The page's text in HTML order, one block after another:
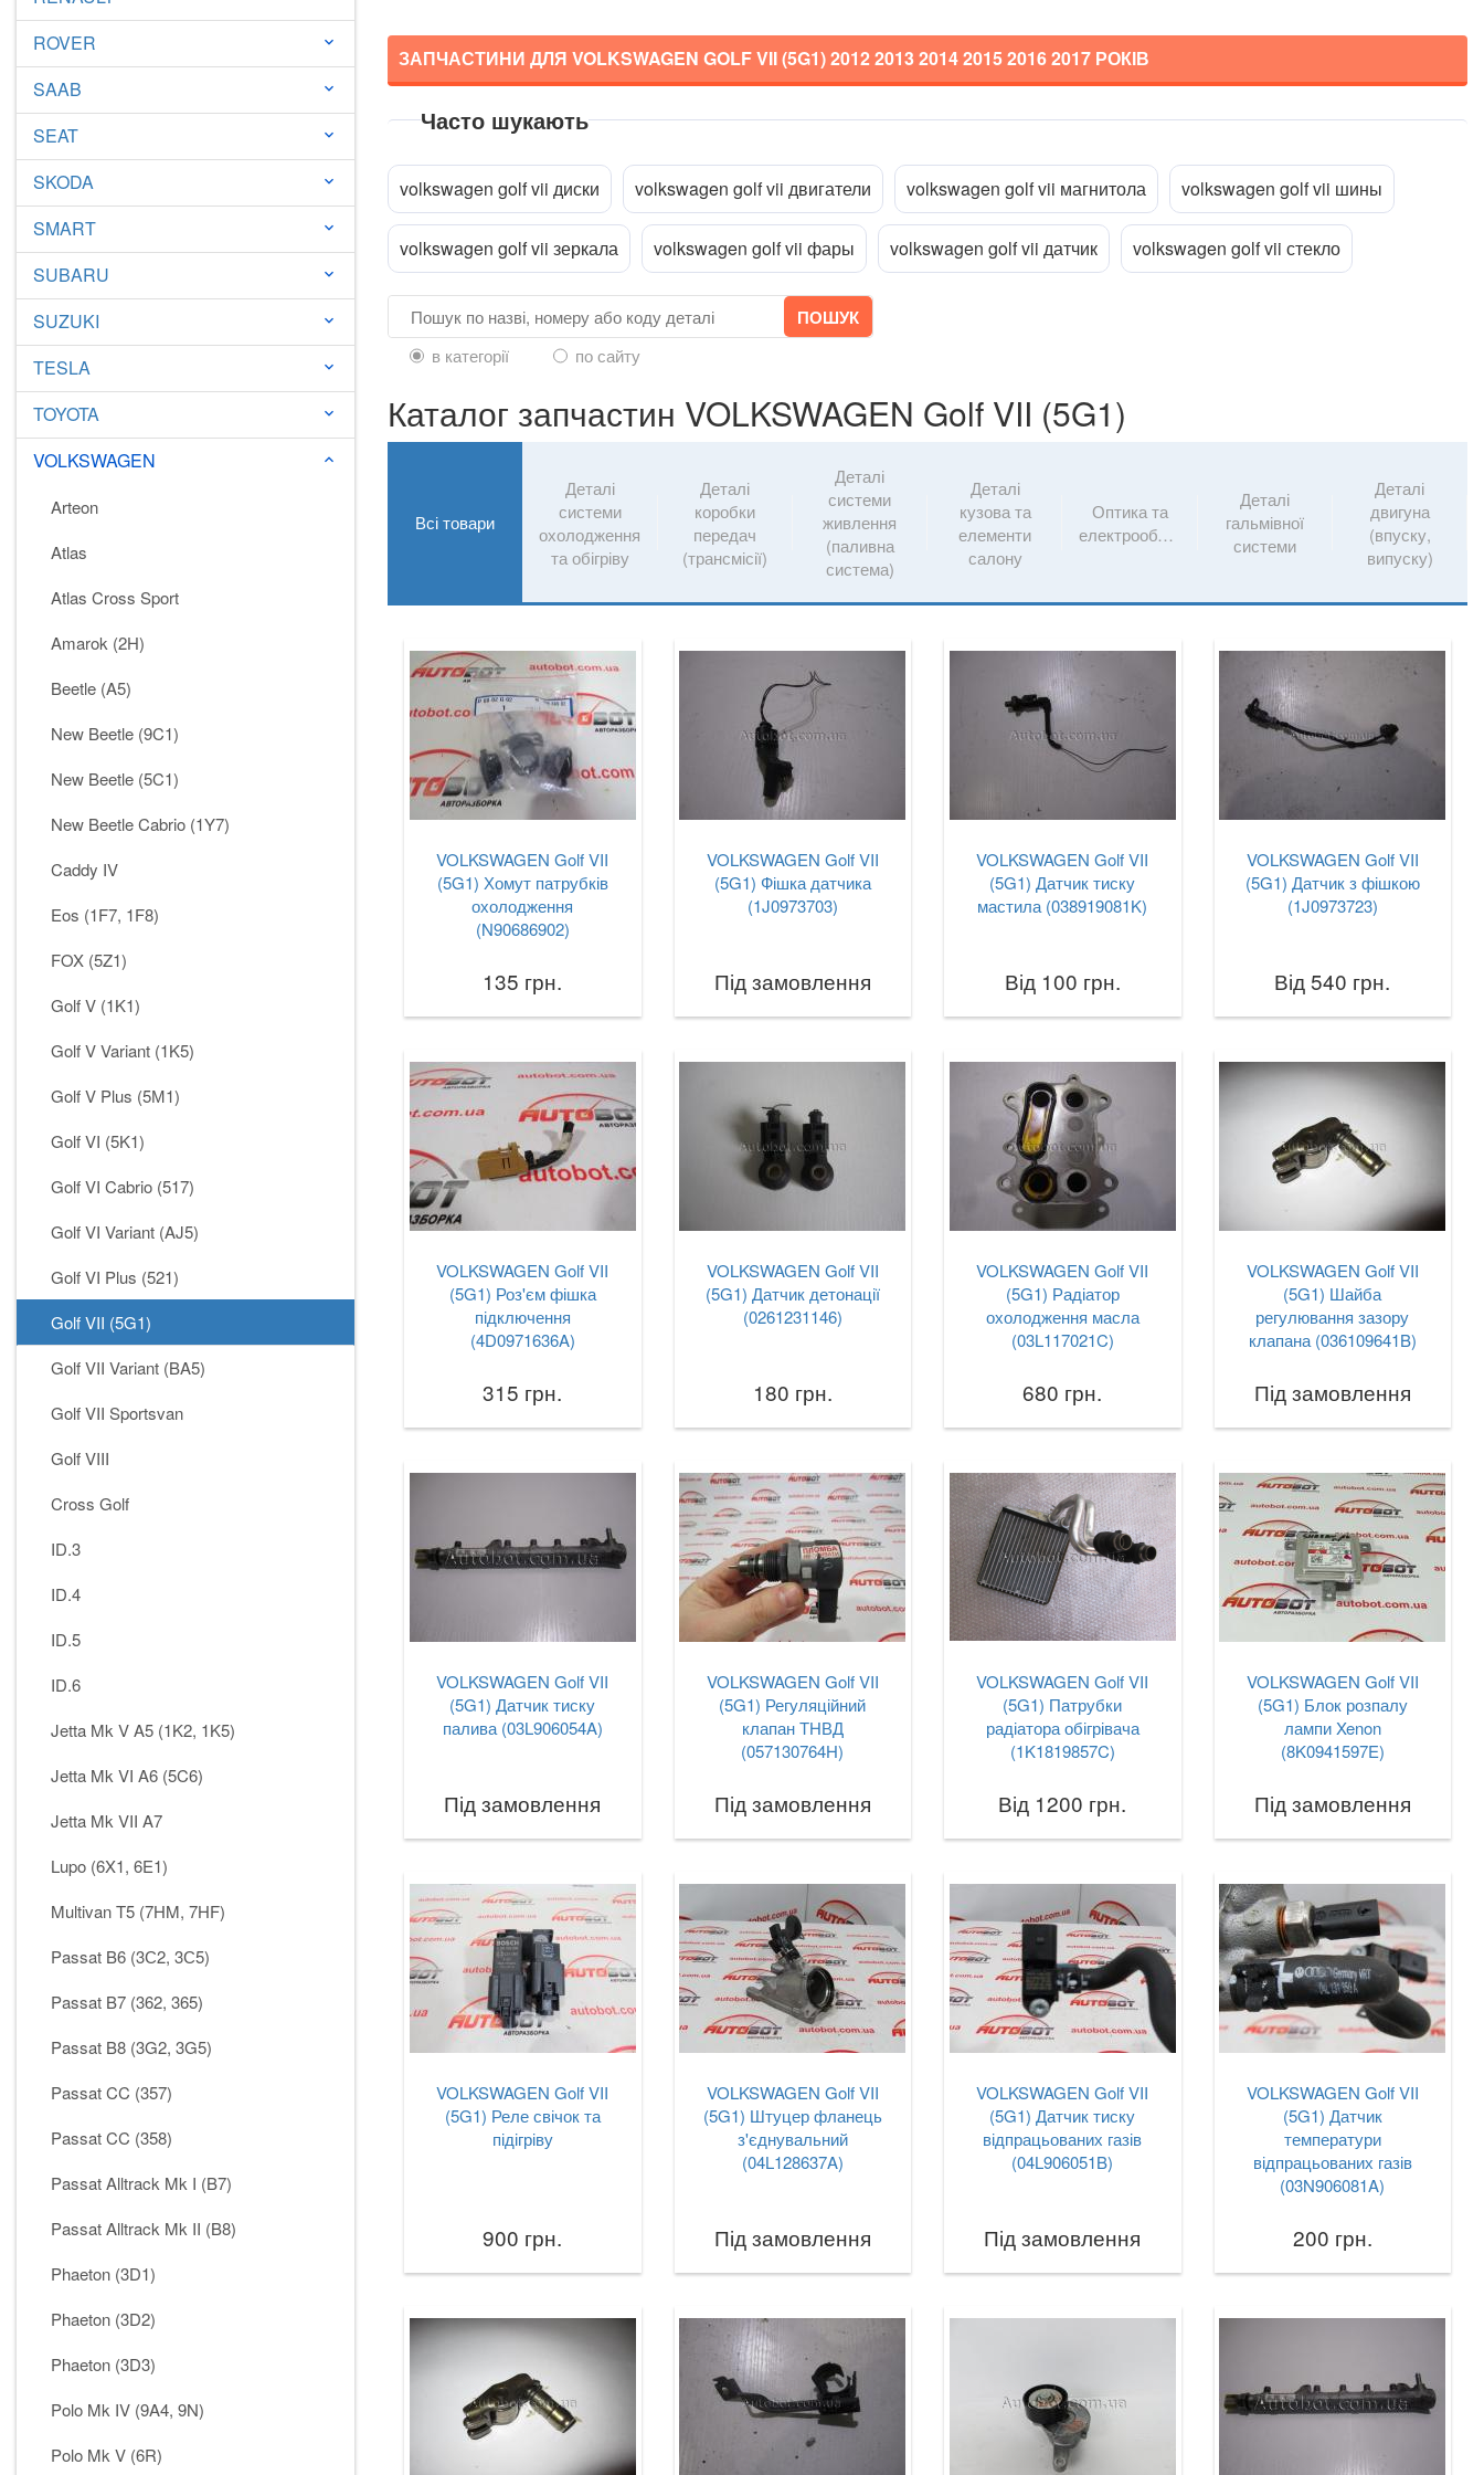
ROVER keyboard_arrow_down
SAAB keyboard_arrow_down
SEAT keyboard_arrow_down
SKODA keyboard_arrow_down
SMART keyboard_arrow_down
SUBARU keyboard_arrow_down
SUZUKI keyboard_arrow_down
TESLA keyboard_arrow_down
TOYOTA keyboard_arrow_down
VOLKSWAGEN keyboard_arrow_down
Arteon
Atlas
Atlas Cross Sport
Amarok (2H)
Beetle (A5)
New Beetle (9C1)
New Beetle (5C1)
New Beetle Cabrio (1Y7)
Caddy IV
Eos (1F7, 1F8)
FOX (5Z1)
Golf V (1K1)
Golf V Variant (1K5)
Golf V Plus (5М1)
Golf VI (5K1)
Golf VI Cabrio (517)
Golf VI Variant (AJ5)
Golf VI Plus (521)
Golf VII (5G1)
Golf VII Variant (BA5)
Golf VII Sportsvan
Golf VIII
Cross Golf
ID.3
ID.4
ID.5
ID.6
Jetta Mk V A5 (1K2, 1K5)
Jetta Mk VI A6 (5C6)
Jetta Mk VII A7
Lupo (6X1, 6E1)
Multivan T5 (7HM, 7HF)
Passat B6 (3С2, 3С5)
Passat B7 (362, 365)
Passat B8 (3G2, 3G5)
Passat CC (357)
Passat CC (358)
Passat Alltrack Mk I (B7)
Passat Alltrack Mk II (B8)
Phaeton (3D1)
Phaeton (3D2)
Phaeton (3D3)
Polo Mk IV (9A4, 9N)
Polo Mk V (6R)
attach_fileПрикріпити файл
ЗАПЧАСТИНИ ДЛЯ VOLKSWAGEN GOLF VII (5G1)2012 2013 2014 2015 2016 2017 РОКІВ
Часто шукають
volkswagen golf vii диски volkswagen golf vii двигатели volkswagen golf vii магнитола volkswagen golf vii шины
volkswagen golf vii зеркала volkswagen golf vii фары volkswagen golf vii датчик volkswagen golf vii стекло
в категорії по сайту
Каталог запчастин VOLKSWAGEN Golf VII (5G1)
Всі товари
Деталі
системи
охолодження
та обігріву
Деталі
коробки
передач
(трансмісії)
Деталі
системи
живлення
(паливна
система)
Деталі
кузова та
елементи
салону
Оптика та
електрообладнання
Деталі
гальмівної
системи
Деталі
двигуна
(впуску,
випуску)
VOLKSWAGEN Golf VII
(5G1) Хомут патрубків
охолодження
(N90686902)
135 грн.
VOLKSWAGEN Golf VII
(5G1) Фішка датчика
(1J0973703)
Під замовлення
VOLKSWAGEN Golf VII
(5G1) Датчик тиску
мастила (038919081K)
Від 100 грн.
VOLKSWAGEN Golf VII
(5G1) Датчик з фішкою
(1J0973723)
Від 540 грн.
VOLKSWAGEN Golf VII
(5G1) Роз'єм фішка
підключення
(4D0971636A)
315 грн.
VOLKSWAGEN Golf VII
(5G1) Датчик детонації
(0261231146)
180 грн.
VOLKSWAGEN Golf VII
(5G1) Радіатор
охолодження масла
(03L117021C)
680 грн.
VOLKSWAGEN Golf VII
(5G1) Шайба
регулювання зазору
клапана (036109641B)
Під замовлення
VOLKSWAGEN Golf VII
(5G1) Датчик тиску
палива (03L906054A)
Під замовлення
VOLKSWAGEN Golf VII
(5G1) Регуляційний
клапан ТНВД
(057130764H)
Під замовлення
VOLKSWAGEN Golf VII
(5G1) Патрубки
радіатора обігрівача
(1K1819857C)
Від 1200 грн.
VOLKSWAGEN Golf VII
(5G1) Блок розпалу
лампи Xenon
(8K0941597E)
Під замовлення
VOLKSWAGEN Golf VII
(5G1) Реле свічок та
підігріву
900 грн.
VOLKSWAGEN Golf VII
(5G1) Штуцер фланець
з'єднувальний
(04L128637A)
Під замовлення
VOLKSWAGEN Golf VII
(5G1) Датчик тиску
відпрацьованих газів
(04L906051B)
Під замовлення
VOLKSWAGEN Golf VII
(5G1) Датчик
температури
відпрацьованих газів
(03N906081A)
200 грн.